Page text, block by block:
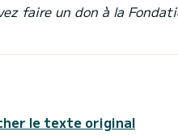
faire un don à la
le texte original